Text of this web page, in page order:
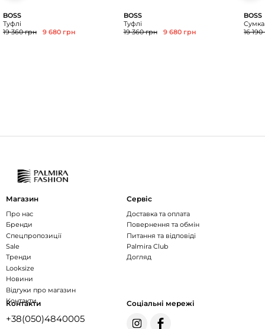
BOSS
Туфлі
19 360 грн
9 680 грн
BOSS
Туфлі
19 360 грн
9 680 грн
BOSS
16
Магазин
Про нас
Бренди
Спецпропозиції
Sale
Тренди
Looksize
Новини
Відгуки про магазин
Контакти
Сервіс
Доставка та оплата
Повернення та обмін
Питання та відповіді
Palmira Club
Догляд
Контакти
+38(050)4840005
Соціальні мережі